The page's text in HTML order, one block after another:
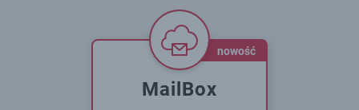
nowość
MailBox